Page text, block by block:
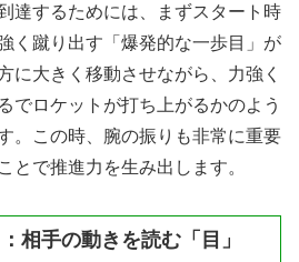
達するためには、まずスタート時
く蹴り出す「爆発的な一歩目」が
に大きく移動させながら、力強く
でロケットが打ち上がるかのよう
。この時、腕の振りも非常に重要
とで推進力を生み出します。
相手の動きを読む「目」